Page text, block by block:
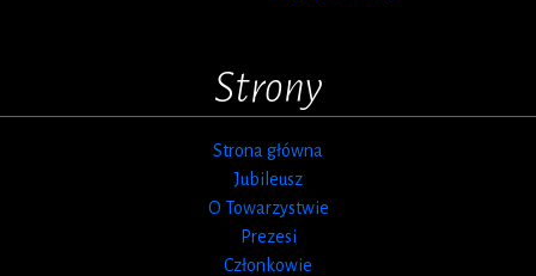
Strony
Strona główna
Jubileusz
O Towarzystwie
Prezesi
Członkowie